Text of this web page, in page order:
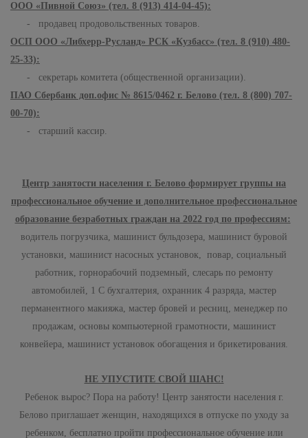
ООО «Пивной Союз» (тел. 8 (913) 414-04-45):
- продавец продовольственных товаров.
ОСП ООО «Либхерр-Русланд» РСК «Кузбасс» (тел. 8 (910) 480-
25-33):
- секретарь комитета (общественной организации).
ПАО Сбербанк доп.офис № 8615/0462 г. Белово (тел. 8 (800) 707-
00-70):
- старший кассир.
Центр занятости населения г. Белово формирует группы на
профессиональное обучение и дополнительное профессиональное
образование безработных граждан на 2022 год по профессиям:
водитель погрузчика, машинист бульдозера, машинист буровой
установки, машинист насосных установок, повар, социальный
работник, горнорабочий подземный, слесарь по ремонту
автомобилей, 1 С бухгалтерия, охранник 4 разряда, мастер
перманентного макияжа, мастер бровей и ресниц, менеджер по
продажам, основы компьютерной грамотности, машинист
конвейера, машинист установок обогащения и брикетирования.
НЕ УПУСТИТЕ СВОЙ ШАНС!
Ребенок вырос? Пора на работу! Центр занятости населения г.
Белово приглашает женщин, находящихся в отпуске по уходу за
ребенком, бесплатно пройти профессиональное обучение или